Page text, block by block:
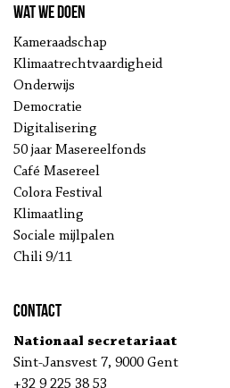
Wat we doen
Kameraadschap
Klimaatrechtvaardigheid
Onderwijs
Democratie
Digitalisering
50 jaar Masereelfonds
Café Masereel
Colora Festival
Klimaatling
Sociale mijlpalen
Chili 9/11
Contact
Nationaal secretariaat
Sint-Jansvest 7, 9000 Gent
+32 9 225 38 53